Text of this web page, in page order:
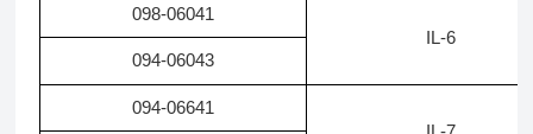
098-06041
IL-6
094-06043
094-06641